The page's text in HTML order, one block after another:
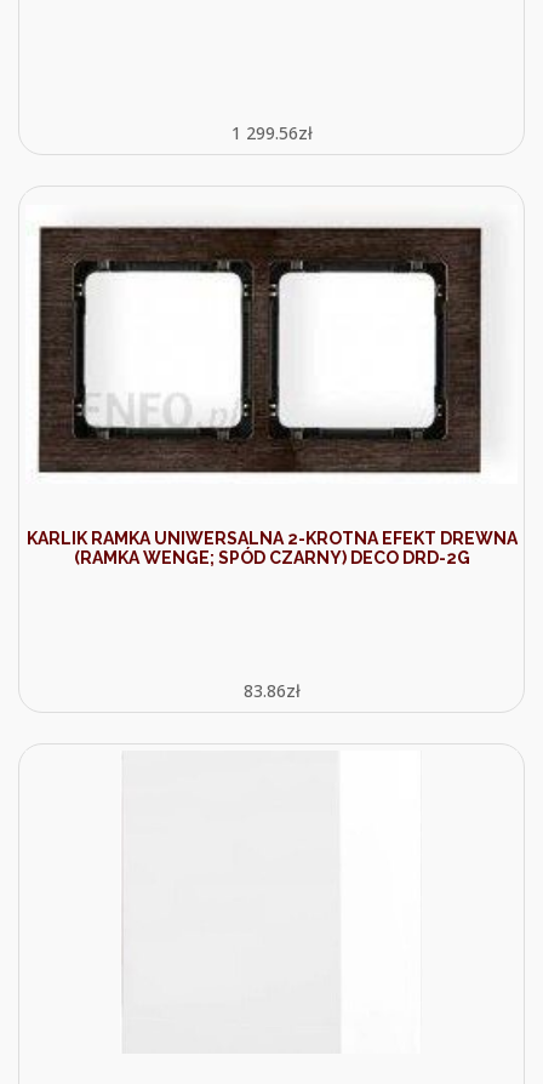
1 299.56zł
KARLIK RAMKA UNIWERSALNA 2-KROTNA EFEKT DREWNA
(RAMKA WENGE; SPÓD CZARNY) DECO DRD-2G
83.86zł